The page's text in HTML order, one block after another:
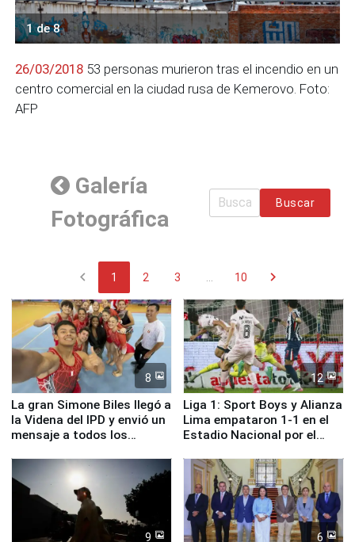
1 de 8
26/03/2018 53 personas murieron tras el incendio en un
centro comercial en la ciudad rusa de Kemerovo. Foto:
AFP
Galería
Fotográfica
Buscar
chevron_left 1 2 3 10 chevron_right
8
La gran Simone Biles llegó a
la Videna del IPD y envió un
mensaje a todos los
12
Liga 1: Sport Boys y Alianza
Lima empataron 1-1 en el
Estadio Nacional por el
9 6